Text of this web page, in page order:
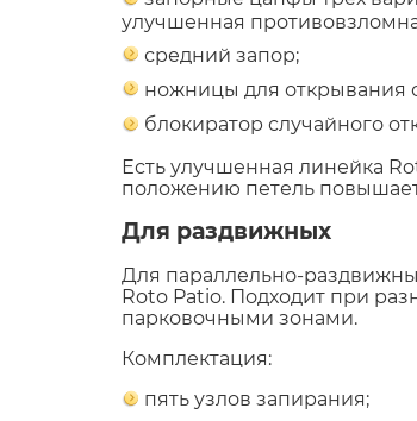
улучшенная
средний запор;
ножницы для открывания
блокиратор случайного
Есть улучшенная линейка
положению петель
Для раздвижных
Для параллельно-
Roto Patio. Подходит при
парковочными зонами.
Комплектация:
пять узлов запирания;